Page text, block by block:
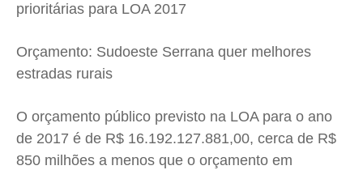
prioritárias para LOA 2017
Orçamento: Sudoeste Serrana quer melhores
estradas rurais
O orçamento público previsto na LOA para o ano
de 2017 é de R$ 16.192.127.881,00, cerca de R$
850 milhões a menos que o orçamento em